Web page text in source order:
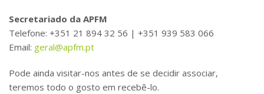
Secretariado da APFM
Telefone: +351 21 894 32 56 | +351 939 583 066
Email: geral@apfm.pt
Pode ainda visitar-nos antes de se decidir associar,
teremos todo o gosto em recebê-lo.